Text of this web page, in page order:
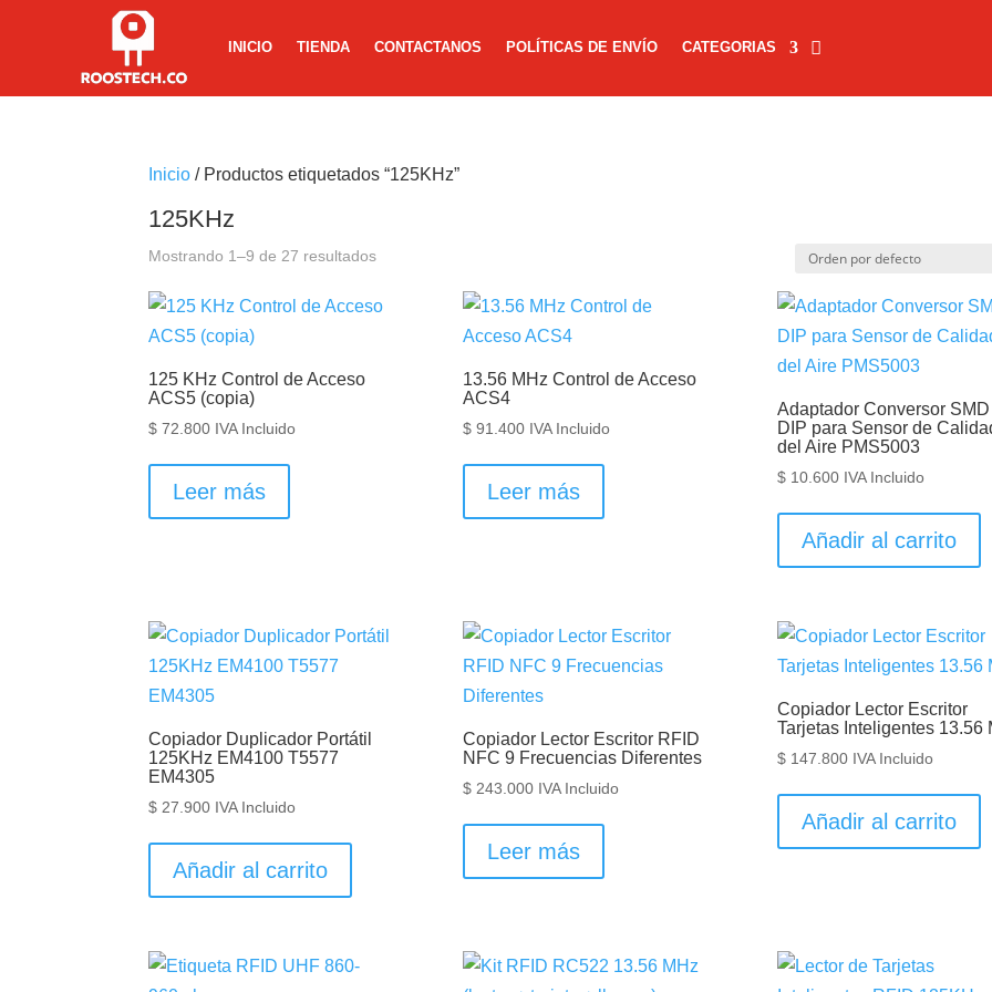
INICIO TIENDA CONTACTANOS POLÍTICAS DE ENVÍO CATEGORIAS
Inicio / Productos etiquetados “125KHz”
125KHz
Mostrando 1–9 de 27 resultados
125 KHz Control de Acceso
ACS5 (copia)
$ 72.800 IVA Incluido
Leer más
13.56 MHz Control de Acceso
ACS4
$91.400 IVA Incluido
Leer más
Adaptador Conversor SMD
DIP para Sensor de
del Aire PMS5003
$10.600 IVA Incluido
Añadir al carrito
Copiador Duplicador Portátil
125KHz EM4100 T5577
EM4305
$ 27.900 IVA Incluido
Añadir al carrito
Copiador Lector Escritor RFID
NFC 9 Frecuencias Diferentes
$243.000 IVA Incluido
Leer más
Copiador Lector Escritor
Tarjetas Inteligentes 13.56
$147.800 IVA Incluido
Añadir al carrito